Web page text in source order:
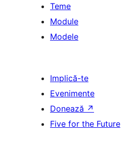
Teme
Module
Modele
Implică-te
Evenimente
Donează ↗
Five for the Future